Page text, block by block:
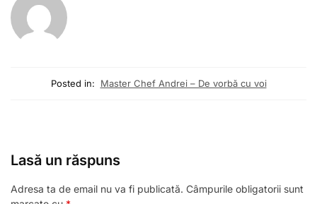
Posted in: Master Chef Andrei – De vorbă cu voi
Lasă un răspuns
Adresa ta de email nu va fi publicată. Câmpurile obligatorii sunt